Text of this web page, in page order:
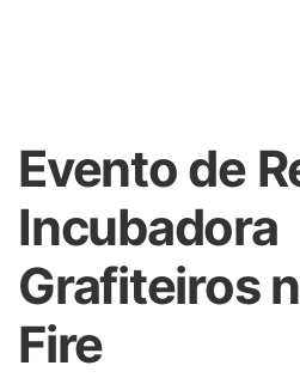
Evento de
Incubadora
Grafiteiros
Fire